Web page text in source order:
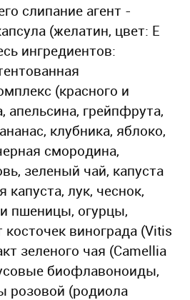
слипание агент -
(желатин, цвет: E
ингредиентов:
(красного и
апельсина, грейпфрута,
клубника, яблоко,
смородина,
зеленый чай, капуста
капуста, лук, чеснок,
пшеницы, огурцы,
косточек винограда (Vitis
зеленого чая (Camellia
биофлавоноиды,
розовой (родиола